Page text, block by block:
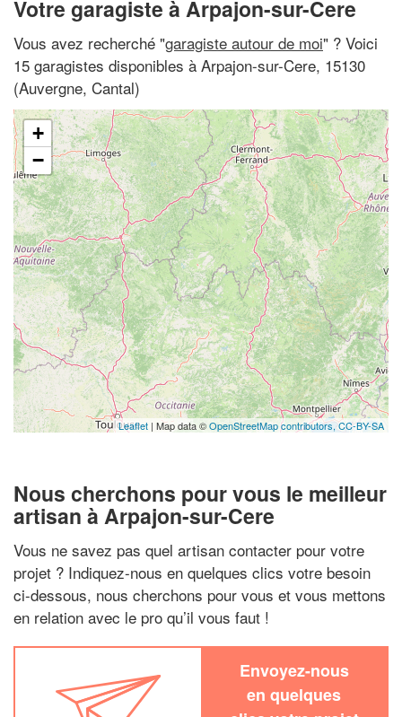
Votre garagiste à Arpajon-sur-Cere
Vous avez recherché "garagiste autour de moi" ? Voici
15 garagistes disponibles à Arpajon-sur-Cere, 15130
(Auvergne, Cantal)
+
−
Leaflet | Map data ©OpenStreetMap contributors,CC-BY-SA
Nous cherchons pour vous le meilleur
artisan à Arpajon-sur-Cere
Vous ne savez pas quel artisan contacter pour votre
projet ? Indiquez-nous en quelques clics votre besoin
ci-dessous, nous cherchons pour vous et vous mettons
en relation avec le pro qu’il vous faut !
Envoyez-nous
en quelques